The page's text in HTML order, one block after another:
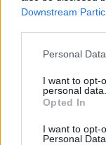
Downstream
Please note that
not limited to your
grant or deny
use your data for
consent section.
Personal
I want to opt-
personal data.
Opted In
I want to opt-
Personal Data.